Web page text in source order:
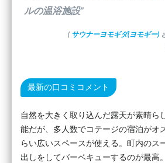
ルの温浴施設”
( サウナーヨモギダ(ヨモギー)
最新の口コミコメント
自然を大きく取り込んだ露天が素晴ら
能だが、多人数でコテージの宿泊がオ
らい広いスペースが使える。町内のス
出しをしてバーベキューするのが最高